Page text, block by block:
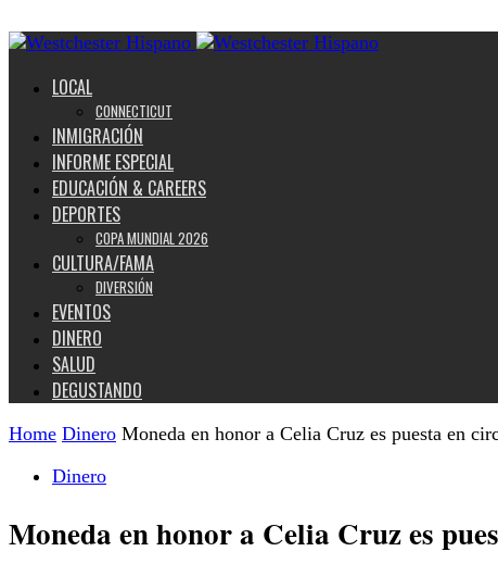
LOCAL
CONNECTICUT
INMIGRACIÓN
INFORME ESPECIAL
EDUCACIÓN & CAREERS
DEPORTES
COPA MUNDIAL 2026
CULTURA/FAMA
DIVERSIÓN
EVENTOS
DINERO
SALUD
DEGUSTANDO
Home Dinero Moneda en honor a Celia Cruz es puesta en
Dinero
Moneda en honor a Celia Cruz es